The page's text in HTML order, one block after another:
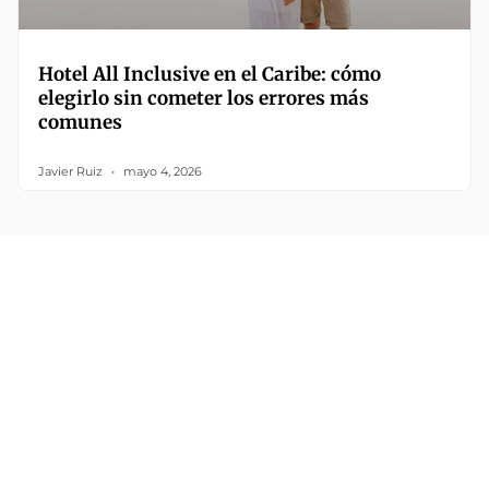
Hotel All Inclusive en el Caribe: cómo
elegirlo sin cometer los errores más
comunes
Javier Ruiz mayo 4, 2026